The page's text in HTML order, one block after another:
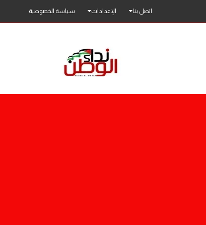
اتصل بنا الإعدادات سياسة الخصوصية